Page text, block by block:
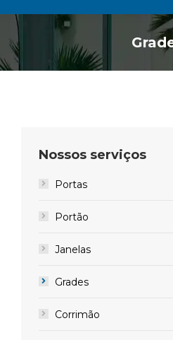
Nossos serviços
Portas
Portão
Janelas
Grades
Corrimão